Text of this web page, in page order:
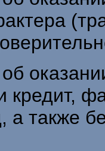
а также